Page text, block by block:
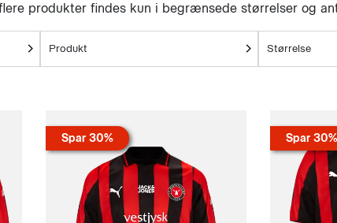
produkter findes kun i begrænsede størrelser og
Produkt Størrelse
Spar 30% Spar 30%